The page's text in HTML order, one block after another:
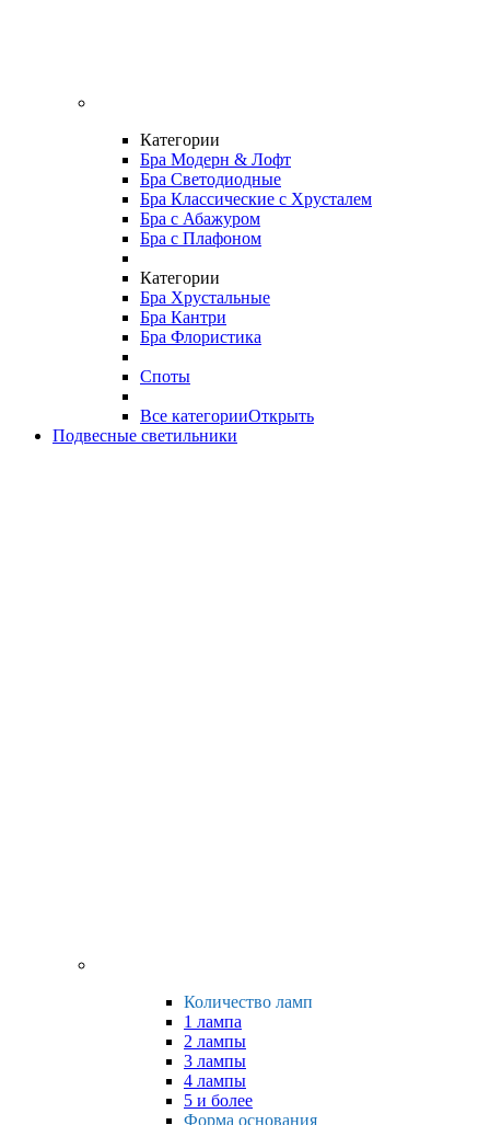
Категории
Бра Модерн & Лофт
Бра Светодиодные
Бра Классические с Хрусталем
Бра с Абажуром
Бра с Плафоном
Категории
Бра Хрустальные
Бра Кантри
Бра Флористика
Споты
Все категорииОткрыть
Подвесные светильники
Количество ламп
1 лампа
2 лампы
3 лампы
4 лампы
5 и более
Форма основания